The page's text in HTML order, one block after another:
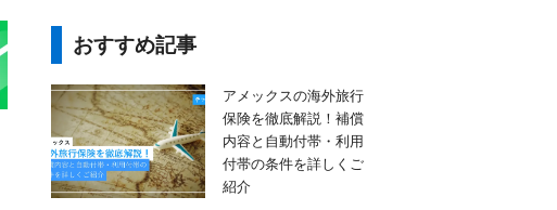
おすすめ記事
アメックスの海外旅行
保険を徹底解説！補償
内容と自動付帯・利用
付帯の条件を詳しくご
紹介